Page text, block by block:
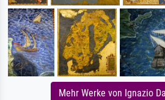
Mehr Werke von Ignazio